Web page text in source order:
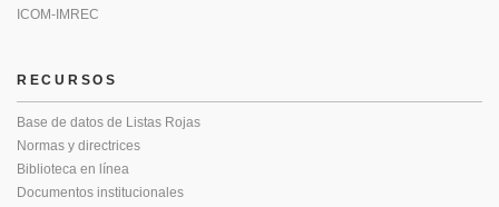
ICOM-IMREC
RECURSOS
Base de datos de Listas Rojas
Normas y directrices
Biblioteca en línea
Documentos institucionales